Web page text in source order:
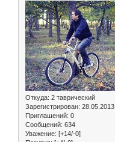
Откуда: 2 таврический
Зарегистрирован: 28.05.2013
Приглашений: 0
Сообщений: 634
Уважение: [+14/-0]